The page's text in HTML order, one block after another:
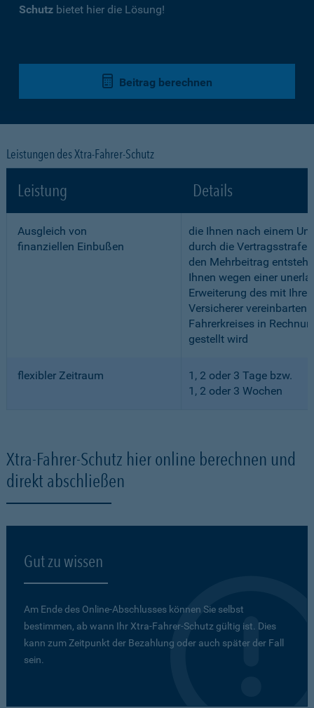
Schutz bietet hier die Lösung!
Beitrag berechnen
Leistungen des Xtra-Fahrer-Schutz
Leistung Details
Ausgleich von
finanziellen Einbußen
die Ihnen nach einem
durch die Vertragsstrafe
den Mehrbeitrag
Ihnen wegen einer
Erweiterung des mit
Versicherer vereinbarten
Fahrerkreises in
gestellt wird
flexibler Zeitraum
1, 2 oder 3 Tage bzw.
1, 2 oder 3 Wochen
Xtra-Fahrer-Schutz hier online berechnen und
direkt abschließen
Gut zu wissen
Am Ende des Online-Abschlusses können Sie selbst
bestimmen, ab wann Ihr Xtra-Fahrer-Schutz gültig ist. Dies
kann zum Zeitpunkt der Bezahlung oder auch später der Fall
sein.